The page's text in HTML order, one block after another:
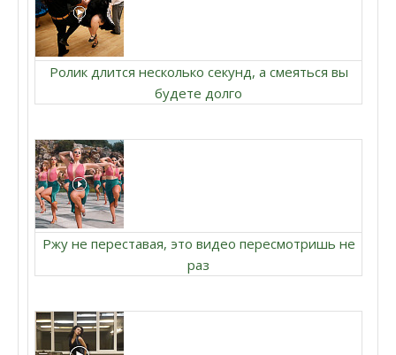
Ролик длится несколько секунд, а смеяться вы
будете долго
Ржу не переставая, это видео пересмотришь не
раз